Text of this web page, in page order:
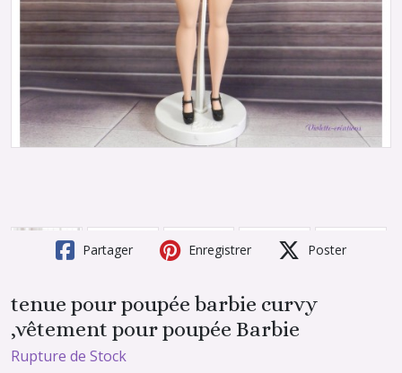
Partager Enregistrer Poster
tenue pour poupée barbie curvy
,vêtement pour poupée Barbie
Rupture de Stock